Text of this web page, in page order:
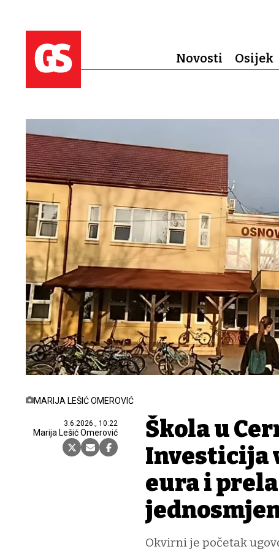
Novosti Osijek
MARIJA LEŠIĆ OMEROVIĆ
3.6.2026., 10:22
Marija Lešić Omerović
Škola u
Investicija
eura i
Okvirni je početak